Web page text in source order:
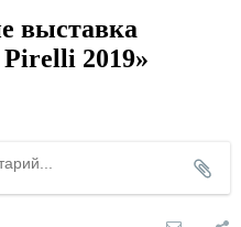
выставка
2019»